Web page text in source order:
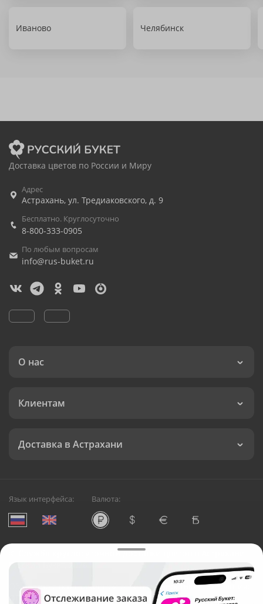
Иваново Челябинск
Доставка цветов по России и Миру
Адрес
Астрахань, ул. Тредиаковского, д. 9
Бесплатно. Круглосуточно
8-800-333-0905
По любым вопросам
info@rus-buket.ru
О нас
Клиентам
Доставка в Астрахани
Язык интерфейса: Валюта:
Служба круглосуточной доставки цветов в Астрахани
Русский Букет, 2026
Общество с ограниченной ответственностью «Технология»
ОГРН: 1195476081745, ИНН: 5410081997